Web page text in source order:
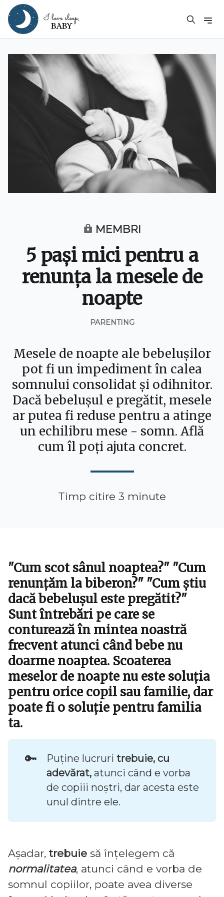
MEMBRI
5 pași mici pentru a
renunța la mesele de
noapte
PARENTING
Mesele de noapte ale bebelușilor
pot fi un impediment în calea
somnului consolidat și odihnitor.
Dacă bebelușul e pregătit, mesele
ar putea fi reduse pentru a atinge
un echilibru mese - somn. Află
cum îl poți ajuta concret.
Timp citire 3 minute
"Cum scot sânul noaptea?" "Cum
renunțăm la biberon?" "Cum știu
dacă bebelușul este pregătit?"
Sunt întrebări pe care se
conturează în mintea noastră
frecvent atunci când bebe nu
doarme noaptea. Scoaterea
meselor de noapte nu este soluția
pentru orice copil sau familie, dar
poate fi o soluție pentru familia
ta.
🔑 Puține lucruri trebuie, cu
adevărat,atunci când e vorba
de copiii noștri, dar acesta este
unul dintre ele.
Așadar, trebuie să înțelegem că
normalitatea, atunci când e vorba de
somnul copiilor, poate avea diverse